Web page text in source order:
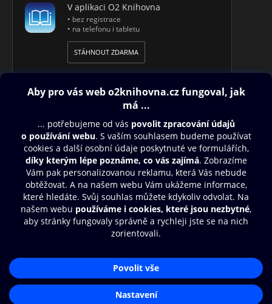
V aplikaci O2 Knihovna
• bez registrace
• na telefonu i tabletu
STÁHNOUT ZDARMA
Obsah ke stažení
Moje O2 Knihovna
Další zábava
© O2 Czech Republic a.s.
Zásady zpracování osobních údajůAplikace O2 Knihovna
Čti a poslouchej své e-knihy a